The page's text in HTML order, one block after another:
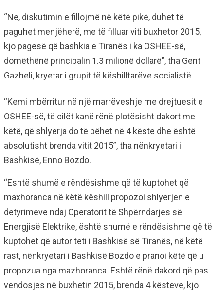
“Ne, diskutimin e fillojmë në këtë pikë, duhet të
paguhet menjëherë, me të filluar viti buxhetor 2015,
kjo pagesë që bashkia e Tiranës i ka OSHEE-së,
domëthënë principalin 1.3 milionë dollarë”, tha Gent
Gazheli, kryetar i grupit të këshilltarëve socialistë.
“Kemi mbërritur në një marrëveshje me drejtuesit e
OSHEE-së, të cilët kanë rënë plotësisht dakort me
këtë, që shlyerja do të bëhet në 4 këste dhe është
absolutisht brenda vitit 2015”, tha nënkryetari i
Bashkisë, Enno Bozdo.
“Eshtë shumë e rëndësishme që të kuptohet që
maxhoranca në këtë këshill propozoi shlyerjen e
detyrimeve ndaj Operatorit të Shpërndarjes së
Energjisë Elektrike, është shumë e rëndësishme që të
kuptohet që autoriteti i Bashkisë së Tiranës, në këtë
rast, nënkryetari i Bashkisë Bozdo e pranoi këtë që u
propozua nga mazhoranca. Eshtë rënë dakord që pas
vendosjes në buxhetin 2015, brenda 4 kësteve, kjo